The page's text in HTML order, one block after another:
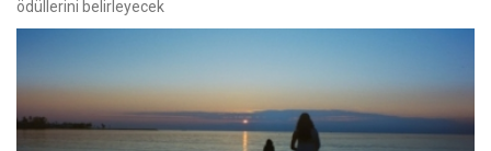
ödüllerini belirleyecek